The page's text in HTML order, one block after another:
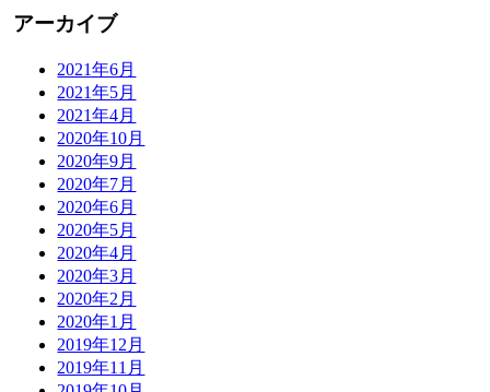
アーカイブ
2021年6月
2021年5月
2021年4月
2020年10月
2020年9月
2020年7月
2020年6月
2020年5月
2020年4月
2020年3月
2020年2月
2020年1月
2019年12月
2019年11月